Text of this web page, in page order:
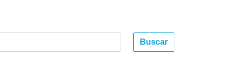
Buscar